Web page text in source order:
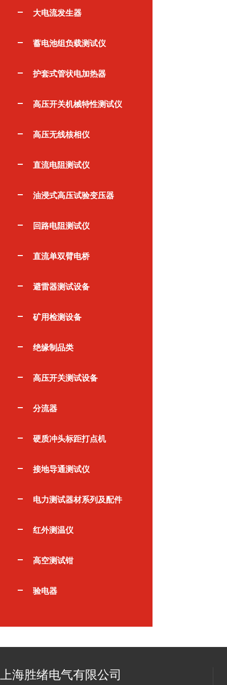
大电流发生器
蓄电池组负载测试仪
护套式管状电加热器
高压开关机械特性测试仪
高压无线核相仪
直流电阻测试仪
油浸式高压试验变压器
回路电阻测试仪
直流单双臂电桥
避雷器测试设备
矿用检测设备
绝缘制品类
高压开关测试设备
分流器
硬质冲头标距打点机
接地导通测试仪
电力测试器材系列及配件
红外测温仪
高空测试钳
验电器
上海胜绪电气有限公司